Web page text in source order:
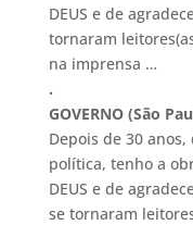
DEUS e de
tornaram
na imprensa …
.
GOVERNO (São
Depois de 30
política, tenho a
DEUS e de
se tornaram